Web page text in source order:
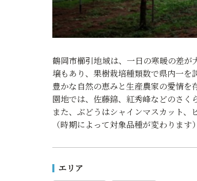
鶴岡市櫛引地域は、一日の寒暖の差
壌もあり、果樹栽培種類数で県内一を
豊かな自然の恵みと生産農家の愛情を
園地では、佐藤錦、紅秀峰などのさく
また、ぶどうはシャインマスカット、
（時期によって対象品種が変わります）
エリア